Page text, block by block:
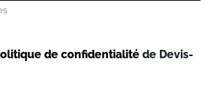
de confidentialité de Devis-